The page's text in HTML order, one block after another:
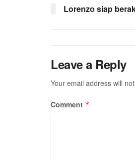
Lorenzo siap
Leave a Reply
Your email address will
Comment *